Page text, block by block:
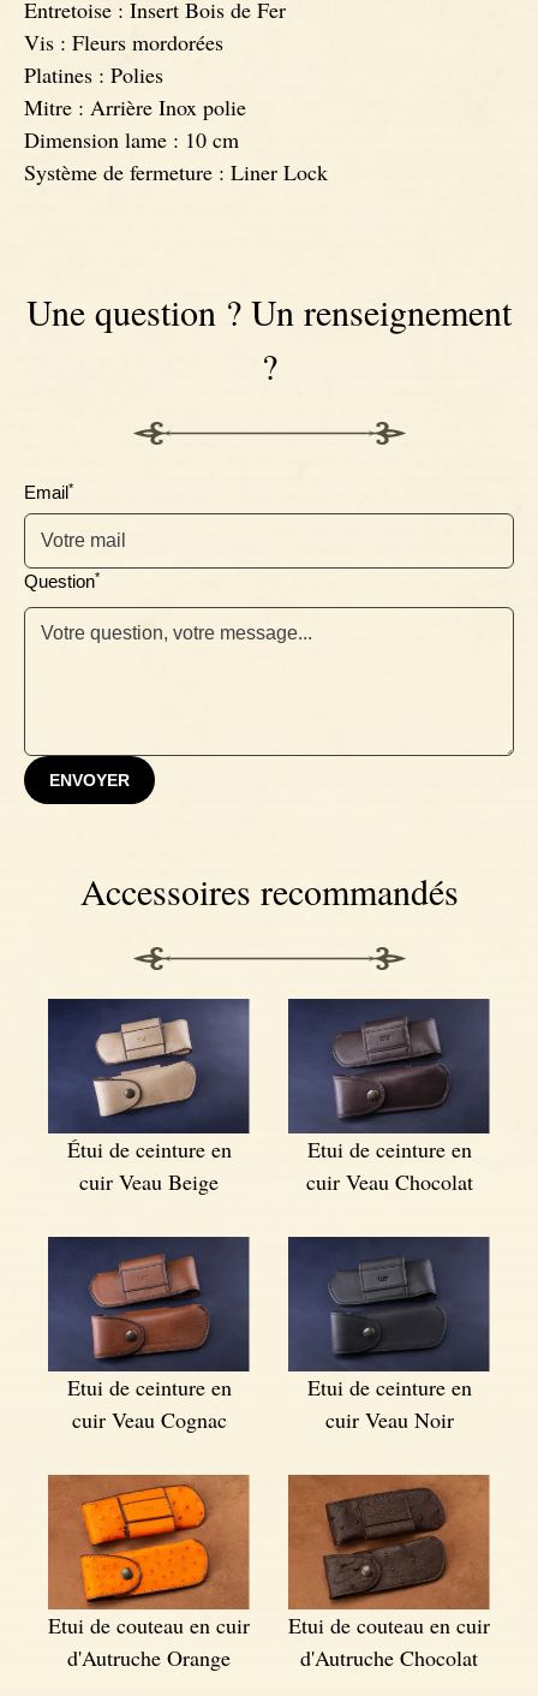
Entretoise : Insert Bois de Fer
Vis : Fleurs mordorées
Platines : Polies
Mitre : Arrière Inox polie
Dimension lame : 10 cm
Système de fermeture : Liner Lock
Une question ? Un renseignement
?
Email*
Question*
ENVOYER
Accessoires recommandés
Étui de ceinture en
cuir Veau Beige
Etui de ceinture en
cuir Veau Chocolat
Etui de ceinture en
cuir Veau Cognac
Etui de ceinture en
cuir Veau Noir
Etui de couteau en cuir
d'Autruche Orange
Etui de couteau en cuir
d'Autruche Chocolat